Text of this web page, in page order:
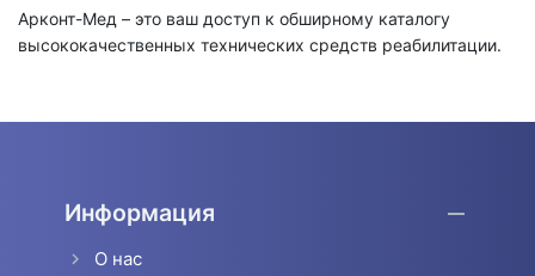
Арконт-Мед – это ваш доступ к обширному каталогу
высококачественных технических средств реабилитации.
Информация
О нас